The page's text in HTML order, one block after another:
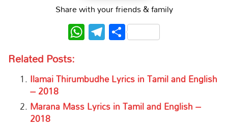
Share with your friends & family
WhatsApp
Telegram
Share
Related Posts:
Ilamai Thirumbudhe Lyrics in Tamil and English
– 2018
Marana Mass Lyrics in Tamil and English –
2018